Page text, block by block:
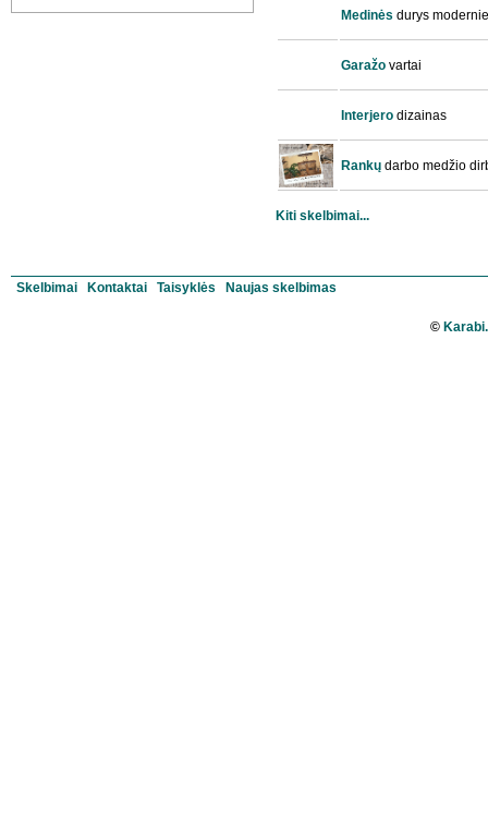
Medinės durys
Garažo vartai
Interjero dizainas
Rankų darbo medžio
Kiti skelbimai...
Skelbimai Kontaktai Taisyklės Naujas skelbimas
©